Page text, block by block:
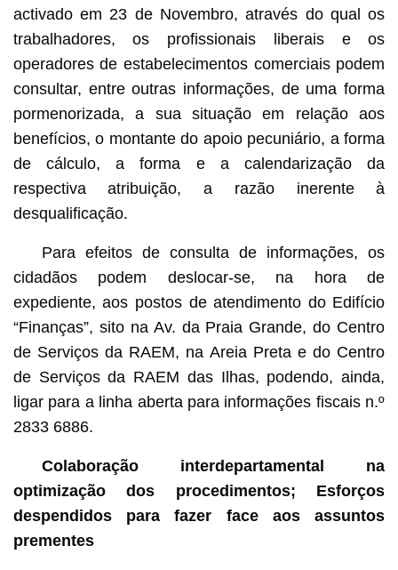
activado em 23 de Novembro, através do qual os
trabalhadores, os profissionais liberais e os
operadores de estabelecimentos comerciais podem
consultar, entre outras informações, de uma forma
pormenorizada, a sua situação em relação aos
benefícios, o montante do apoio pecuniário, a forma
de cálculo, a forma e a calendarização da
respectiva atribuição, a razão inerente à
desqualificação.
Para efeitos de consulta de informações, os
cidadãos podem deslocar-se, na hora de
expediente, aos postos de atendimento do Edifício
“Finanças”, sito na Av. da Praia Grande, do Centro
de Serviços da RAEM, na Areia Preta e do Centro
de Serviços da RAEM das Ilhas, podendo, ainda,
ligar para a linha aberta para informações fiscais n.º
2833 6886.
Colaboração interdepartamental na
optimização dos procedimentos; Esforços
despendidos para fazer face aos assuntos
prementes